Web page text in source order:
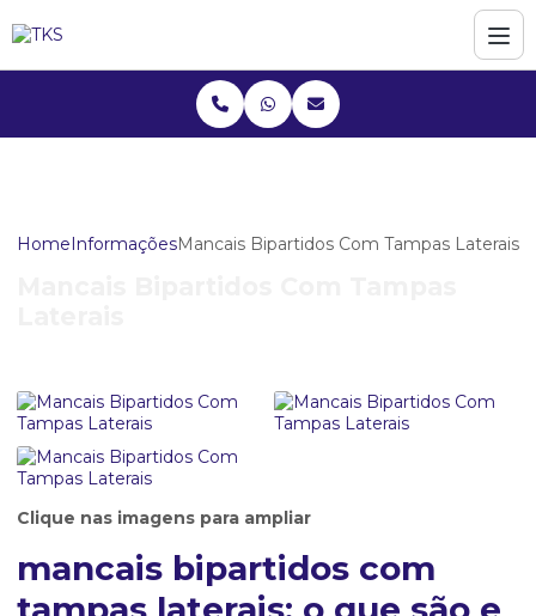
HomeInformaçõesMancais Bipartidos Com Tampas Laterais
Clique nas imagens para ampliar
mancais bipartidos com